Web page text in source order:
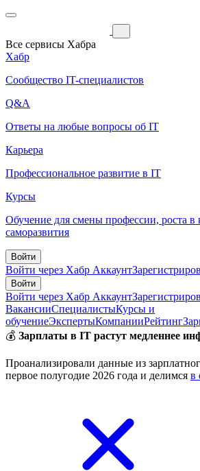
Все сервисы Хабра
Хабр
Сообщество IT-специалистов
Q&A
Ответы на любые вопросы об IT
Карьера
Профессиональное развитие в IT
Курсы
Обучение для смены профессии, роста в
саморазвития
Войти
Войти через Хабр Аккаунт
Войти
Войти через Хабр Аккаунт
ВакансииСпециалистыКурсы и
обучениеЭкспертыКомпанииРейтинг
💰 Зарплаты в IT растут медленнее
Проанализировали данные из
первое полугодие 2026 года и делимся в